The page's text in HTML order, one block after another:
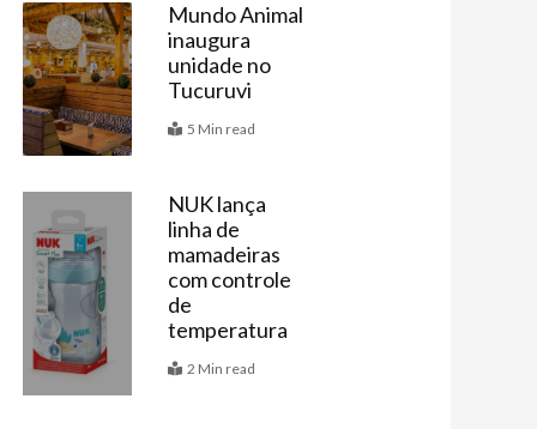
Últimas
Mundo Animal
inaugura
unidade no
Tucuruvi
5 Min read
Vitrine
NUK lança
linha de
mamadeiras
com controle
de
temperatura
2 Min read